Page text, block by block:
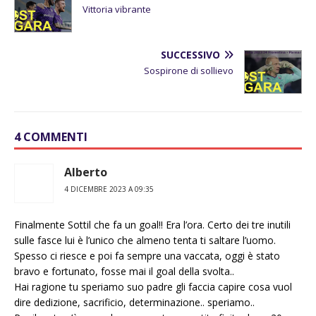
Vittoria vibrante
SUCCESSIVO
Sospirone di sollievo
4 COMMENTI
Alberto
4 DICEMBRE 2023 A 09:35
Finalmente Sottil che fa un goal!! Era l’ora. Certo dei tre inutili
sulle fasce lui è l’unico che almeno tenta ti saltare l’uomo.
Spesso ci riesce e poi fa sempre una vaccata, oggi è stato
bravo e fortunato, fosse mai il goal della svolta..
Hai ragione tu speriamo suo padre gli faccia capire cosa vuol
dire dedizione, sacrificio, determinazione.. speriamo..